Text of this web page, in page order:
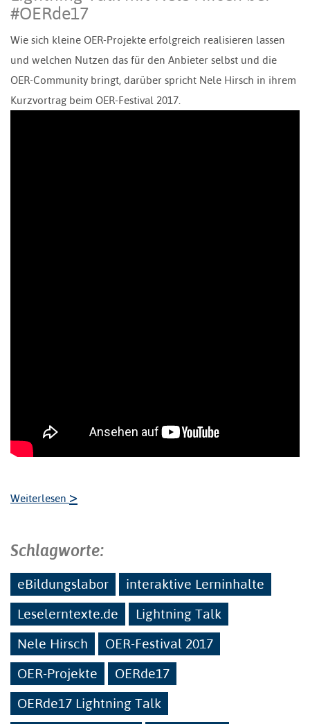
#OERde17
Wie sich kleine OER-Projekte erfolgreich realisieren lassen
und welchen Nutzen das für den Anbieter selbst und die
OER-Community bringt, darüber spricht Nele Hirsch in ihrem
Kurzvortrag beim OER-Festival 2017.
Weiterlesen >
Schlagworte:
eBildungslabor
interaktive Lerninhalte
Leselerntexte.de
Lightning Talk
Nele Hirsch
OER-Festival 2017
OER-Projekte
OERde17
OERde17 Lightning Talk